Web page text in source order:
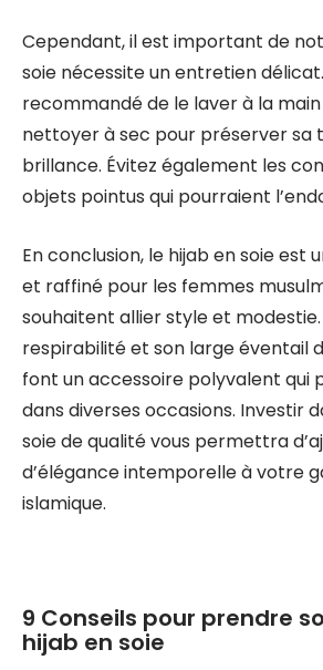
Cependant, il est important de
soie nécessite un entretien
recommandé de le laver à la
nettoyer à sec pour préserver sa
brillance. Évitez également les
objets pointus qui pourraient
En conclusion, le hijab en soie est
et raffiné pour les femmes
souhaitent allier style et modestie.
respirabilité et son large éventail
font un accessoire polyvalent qui
dans diverses occasions. Investir
soie de qualité vous permettra
d’élégance intemporelle à votre
islamique.
9 Conseils pour prendre
hijab en soie